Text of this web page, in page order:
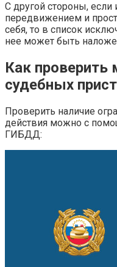
С другой стороны,
передвижением и
себя, то в список
нее может быть
Как проверить
судебных
Проверить наличие
действия можно с
ГИБДД: